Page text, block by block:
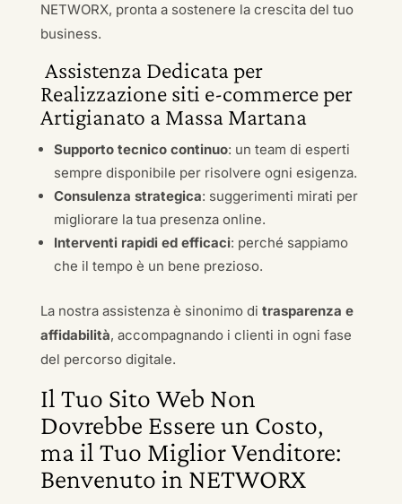
NETWORX, pronta a sostenere la crescita del tuo
business.
Assistenza Dedicata per
Realizzazione siti e-commerce per
Artigianato a Massa Martana
Supporto tecnico continuo: un team di esperti
sempre disponibile per risolvere ogni esigenza.
Consulenza strategica: suggerimenti mirati per
migliorare la tua presenza online.
Interventi rapidi ed efficaci: perché sappiamo
che il tempo è un bene prezioso.
La nostra assistenza è sinonimo di trasparenza e
affidabilità, accompagnando i clienti in ogni fase
del percorso digitale.
Il Tuo Sito Web Non
Dovrebbe Essere un Costo,
ma il Tuo Miglior Venditore:
Benvenuto in NETWORX